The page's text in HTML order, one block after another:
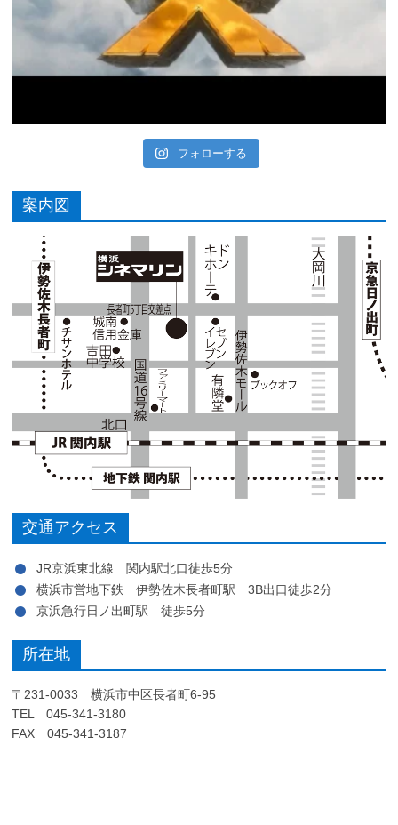
フォローする
案内図
交通アクセス
JR京浜東北線 関内駅北口徒歩5分
横浜市営地下鉄 伊勢佐木長者町駅 3B出口徒歩2分
京浜急行日ノ出町駅 徒歩5分
所在地
〒231-0033 横浜市中区長者町6-95
TEL 045-341-3180
FAX 045-341-3187